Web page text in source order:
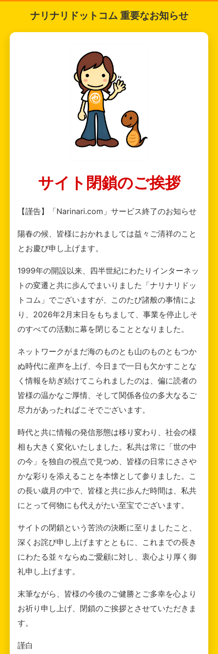
ナリナリドットコム 重要なお知らせ
サイト閉鎖のご挨拶
【謹告】「Narinari.com」サービス終了のお知らせ
陽春の候、皆様におかれましては益々ご清祥のこと
とお慶び申し上げます。
1999年の開設以来、四半世紀にわたりインターネッ
トの変遷と共に歩んでまいりました「ナリナリドッ
トコム」でございますが、このたび諸般の事情によ
り、2026年2月末日をもちまして、事業を停止しそ
のすべての活動に幕を閉じることとなりました。
ネットワークがまだ海のものとも山のものともつか
ぬ時代に産声を上げ、今日まで一日も欠かすことな
く情報を紡ぎ続けてこられましたのは、偏に読者の
皆様の温かなご厚情、そして関係各位の多大なるご
尽力があったればこそでございます。
時代と共に情報の発信形態は移り変わり、社会の様
相も大きく変化いたしました。私共は常に「世の中
の今」を独自の視点で見つめ、皆様の日常にささや
かな彩りを添えることを本懐として参りました。こ
の長い歳月の中で、皆様と共に歩んだ時間は、私共
にとって何物にも代えがたい至宝でございます。
サイトの閉鎖という苦渋の決断に至りましたこと、
深くお詫び申し上げますとともに、これまでの長き
にわたる並々ならぬご愛顧に対し、衷心より厚く御
礼申し上げます。
末筆ながら、皆様の今後のご健勝とご多幸を心より
お祈り申し上げ、閉鎖のご挨拶とさせていただきま
す。
謹白